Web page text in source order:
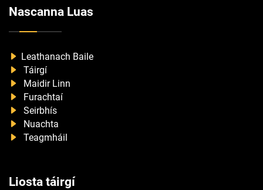
Nascanna Luas
Leathanach Baile
Táirgí
Maidir Linn
Furachtaí
Seirbhís
Nuachta
Teagmháil
Liosta táirgí